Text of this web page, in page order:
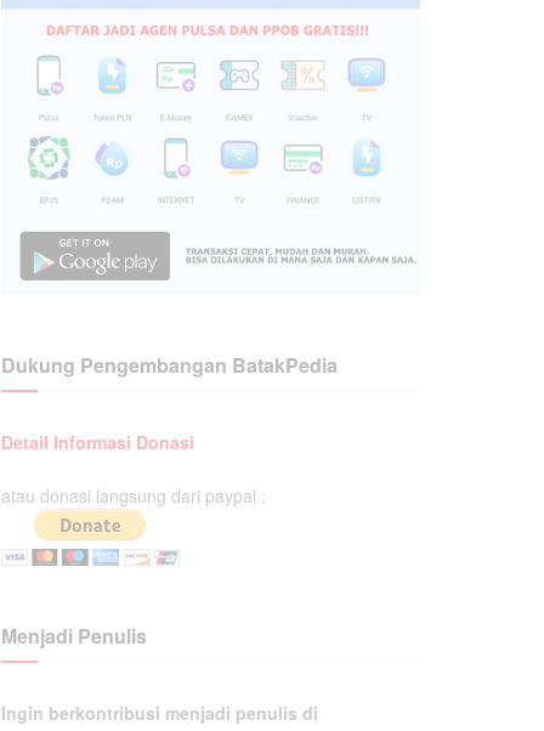
Dukung Pengembangan BatakPedia
Detail Informasi Donasi
atau donasi langsung dari paypal :
Menjadi Penulis
Ingin berkontribusi menjadi penulis di